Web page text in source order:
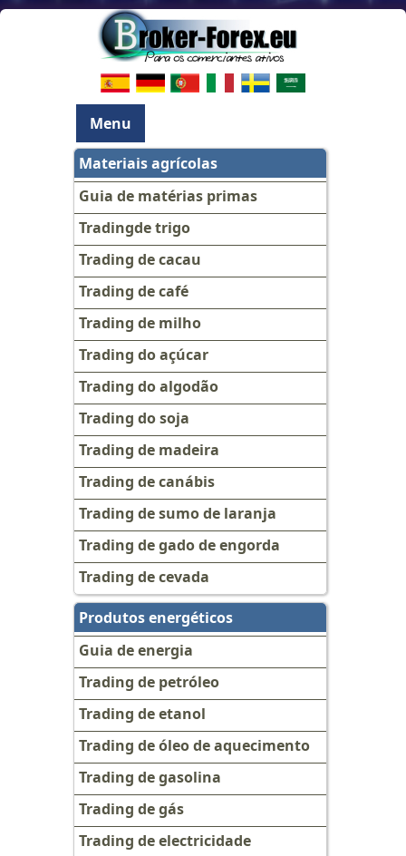
Menu
Materiais agrícolas
Guia de matérias primas
Tradingde trigo
Trading de cacau
Trading de café
Trading de milho
Trading do açúcar
Trading do algodão
Trading do soja
Trading de madeira
Trading de canábis
Trading de sumo de laranja
Trading de gado de engorda
Trading de cevada
Produtos energéticos
Guia de energia
Trading de petróleo
Trading de etanol
Trading de óleo de aquecimento
Trading de gasolina
Trading de gás
Trading de electricidade